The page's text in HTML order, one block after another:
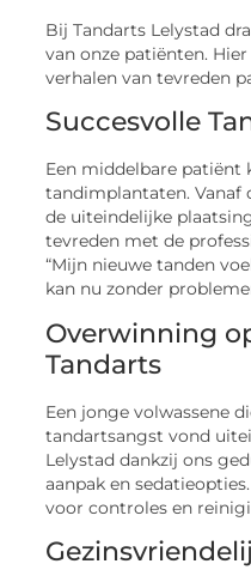
Bij Tandarts Lelystad
van onze patiënten.
verhalen van tevreden
Succesvolle
Een middelbare patiënt
tandimplantaten. Vanaf
de uiteindelijke
tevreden met de
“Mijn nieuwe tanden
kan nu zonder
Overwinning
Tandarts
Een jonge volwassene
tandartsangst vond
Lelystad dankzij ons
aanpak en
voor controles en